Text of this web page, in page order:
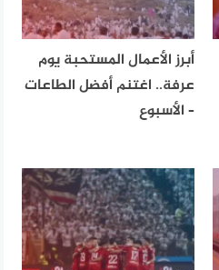
أبرز الأعمال المستحبة يوم
عرفة.. اغتنم أفضل الطاعات
– الأسبوع